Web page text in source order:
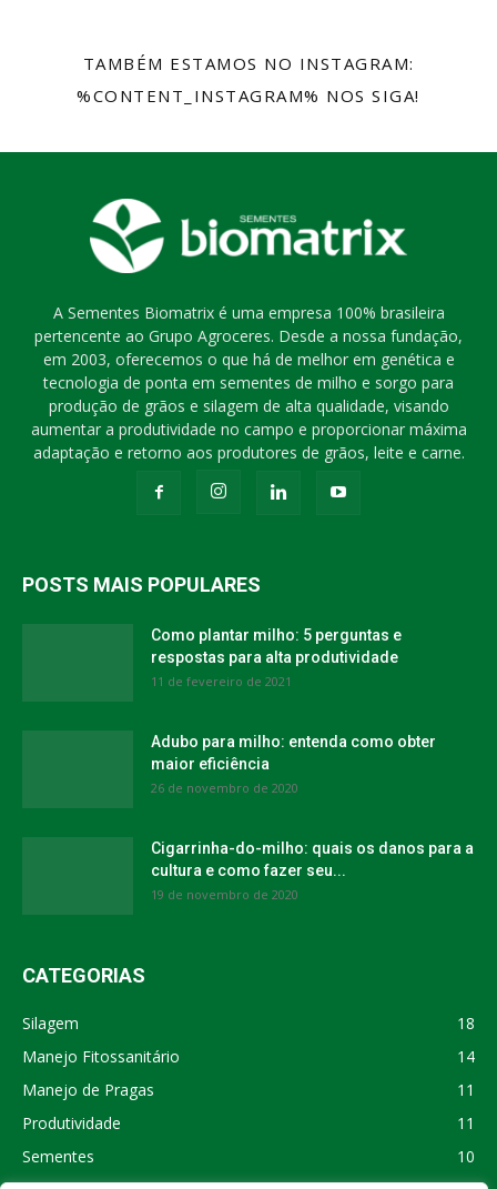
TAMBÉM ESTAMOS NO INSTAGRAM:
%CONTENT_INSTAGRAM% NOS SIGA!
A Sementes Biomatrix é uma empresa 100% brasileira
pertencente ao Grupo Agroceres. Desde a nossa fundação,
em 2003, oferecemos o que há de melhor em genética e
tecnologia de ponta em sementes de milho e sorgo para
produção de grãos e silagem de alta qualidade, visando
aumentar a produtividade no campo e proporcionar máxima
adaptação e retorno aos produtores de grãos, leite e carne.
POSTS MAIS POPULARES
Como plantar milho: 5 perguntas e
respostas para alta produtividade
11 de fevereiro de 2021
Adubo para milho: entenda como obter
maior eficiência
26 de novembro de 2020
Cigarrinha-do-milho: quais os danos para a
cultura e como fazer seu...
19 de novembro de 2020
CATEGORIAS
Silagem
18
Manejo Fitossanitário
14
Manejo de Pragas
11
Produtividade
11
Sementes
10